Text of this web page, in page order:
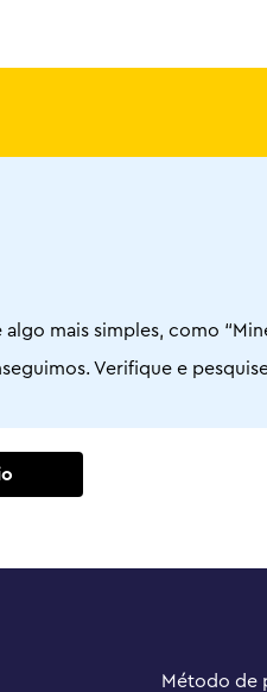
mais simples, como
Verifique e
Método de